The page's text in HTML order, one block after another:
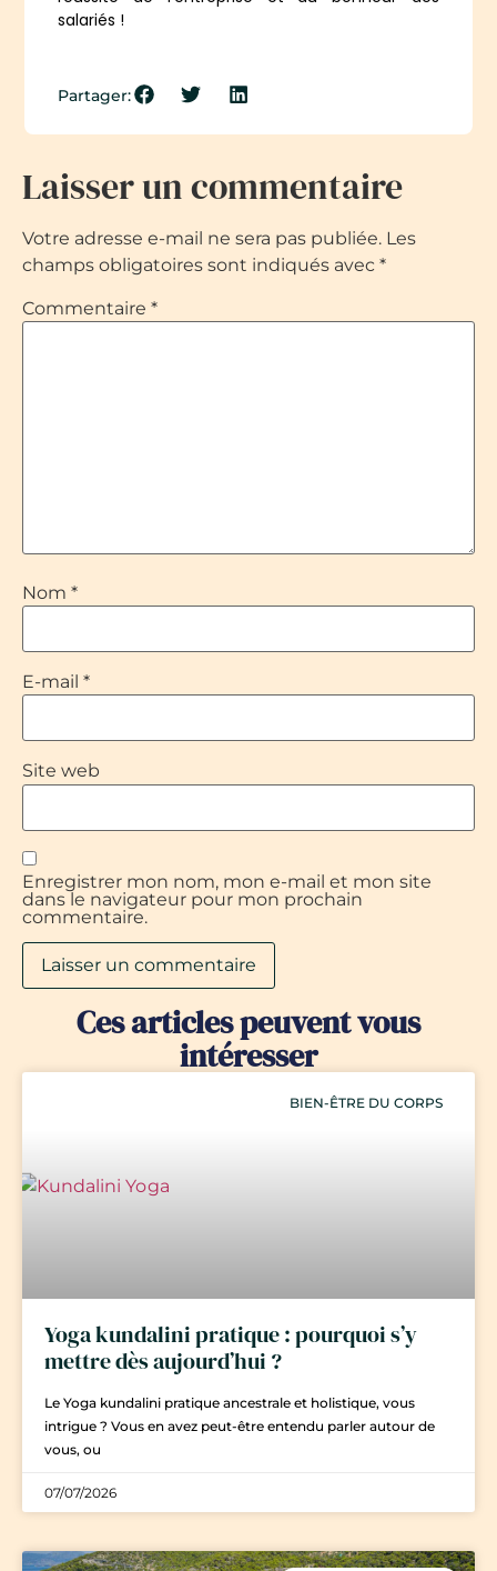
salariés !
Partager:
Laisser un commentaire
Votre adresse e-mail ne sera pas publiée. Les
champs obligatoires sont indiqués avec *
Commentaire *
Nom *
E-mail *
Site web
Enregistrer mon nom, mon e-mail et mon site
dans le navigateur pour mon prochain
commentaire.
Ces articles peuvent vous
intéresser
BIEN-ÊTRE DU CORPS
Yoga kundalini pratique : pourquoi s’y
mettre dès aujourd’hui ?
Le Yoga kundalini pratique ancestrale et holistique, vous
intrigue ? Vous en avez peut-être entendu parler autour de
vous, ou
07/07/2026